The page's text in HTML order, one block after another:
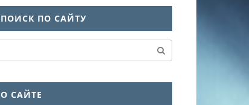
ПОИСК ПО САЙТУ
О САЙТЕ